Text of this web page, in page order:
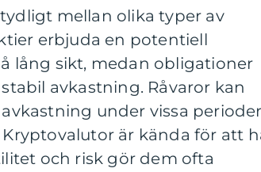
mellan olika typer av
erbjuda en potentiell
lång sikt, medan obligationer
avkastning. Råvaror kan
under vissa
är kända för att
och risk gör dem ofta